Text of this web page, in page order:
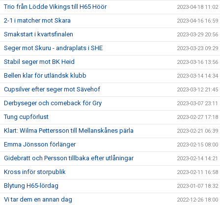
Trio från Lödde Vikings till H65 Höör 2023-04-18 11:02
2-1 i matcher mot Skara 2023-04-16 16:59
Smakstart i kvartsfinalen 2023-03-29 20:56
Seger mot Skuru - andraplats i SHE 2023-03-23 09:29
Stabil seger mot BK Heid 2023-03-16 13:56
Bellen klar för utländsk klubb 2023-03-14 14:34
Cupsilver efter seger mot Sävehof 2023-03-12 21:45
Derbyseger och comeback för Gry 2023-03-07 23:11
Tung cupförlust 2023-02-27 17:18
Klart: Wilma Pettersson till Mellanskånes pärla 2023-02-21 06:39
Emma Jönsson förlänger 2023-02-15 08:00
Gidebratt och Persson tillbaka efter utlåningar 2023-02-14 14:21
Kross inför storpublik 2023-02-11 16:58
Blytung H65-lördag 2023-01-07 18:32
Vi tar dem en annan dag 2022-12-26 18:00